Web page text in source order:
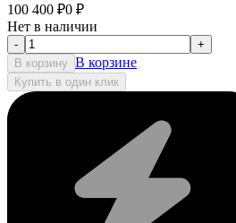
100 400 ₽0 ₽
Нет в наличии
-
+
В корзину В корзине
Купить в один клик